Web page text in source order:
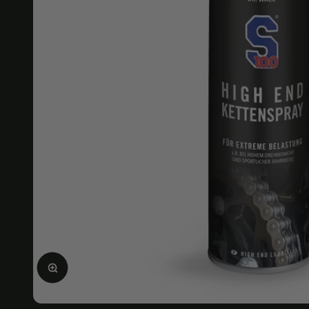
Agrandir l'image